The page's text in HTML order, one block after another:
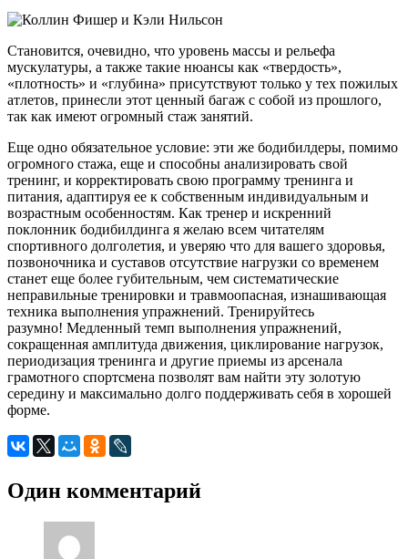
Становится, очевидно, что уровень массы и рельефа
мускулатуры, а также такие нюансы как «твердость»,
«плотность» и «глубина» присутствуют только у тех пожилых
атлетов, принесли этот ценный багаж с собой из прошлого,
так как имеют огромный стаж занятий.
Еще одно обязательное условие: эти же бодибилдеры, помимо
огромного стажа, еще и способны анализировать свой
тренинг, и корректировать свою программу тренинга и
питания, адаптируя ее к собственным индивидуальным и
возрастным особенностям. Как тренер и искренний
поклонник бодибилдинга я желаю всем читателям
спортивного долголетия, и уверяю что для вашего здоровья,
позвоночника и суставов отсутствие нагрузки со временем
станет еще более губительным, чем систематические
неправильные тренировки и травмоопасная, изнашивающая
техника выполнения упражнений. Тренируйтесь
разумно! Медленный темп выполнения упражнений,
сокращенная амплитуда движения, циклирование нагрузок,
периодизация тренинга и другие приемы из арсенала
грамотного спортсмена позволят вам найти эту золотую
середину и максимально долго поддерживать себя в хорошей
форме.
Навигация
записям
Один комментарий